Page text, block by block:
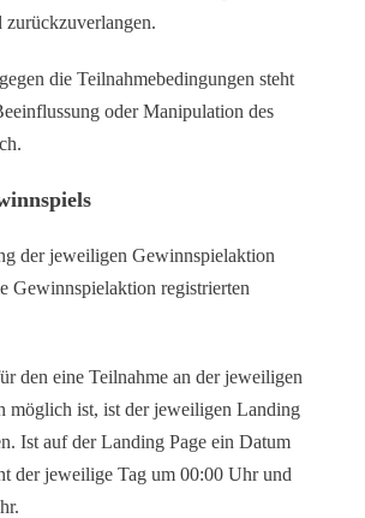
zurückzuverlangen.
die Teilnahmebedingungen steht
oder Manipulation des
der jeweiligen Gewinnspielaktion
Gewinnspielaktion registrierten
den eine Teilnahme an der jeweiligen
möglich ist, ist der jeweiligen Landing
Ist auf der Landing Page ein Datum
der jeweilige Tag um 00:00 Uhr und